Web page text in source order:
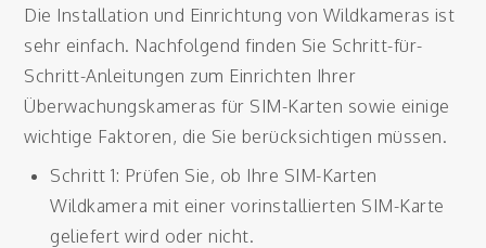
Die Installation und Einrichtung von Wildkameras ist
sehr einfach. Nachfolgend finden Sie Schritt-für-
Schritt-Anleitungen zum Einrichten Ihrer
Überwachungskameras für SIM-Karten sowie einige
wichtige Faktoren, die Sie berücksichtigen müssen.
Schritt 1: Prüfen Sie, ob Ihre SIM-Karten
Wildkamera mit einer vorinstallierten SIM-Karte
geliefert wird oder nicht.